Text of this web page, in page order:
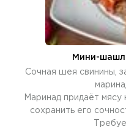
Мини-
Сочная шея свинины,
Маринад придаёт мясу
сохранить его